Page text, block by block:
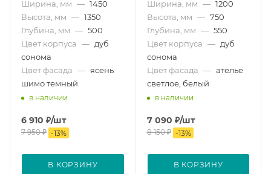
Ширина, мм — 1450
Высота, мм — 1350
Глубина, мм — 500
Цвет корпуса — дуб
сонома
Цвет фасада — ясень
шимо темный
в наличии
6 910 ₽/шт
7 950₽ -13%
В КОРЗИНУ
Ширина, мм — 1200
Высота, мм — 750
Глубина, мм — 550
Цвет корпуса — дуб
сонома
Цвет фасада — ателье
светлое, белый
в наличии
7 090 ₽/шт
8 150₽ -13%
В КОРЗИНУ